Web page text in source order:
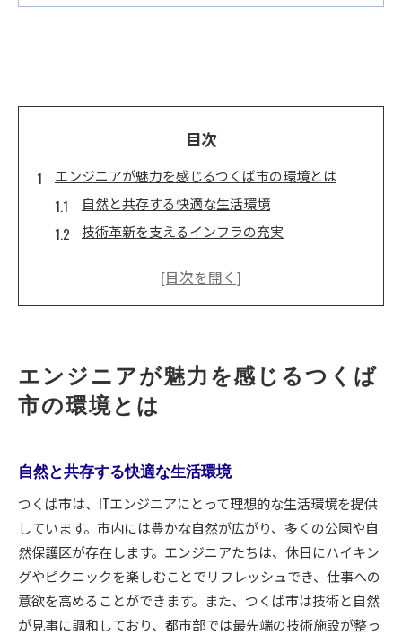
目次
エンジニアが魅力を感じるつくば市の環境とは
自然と共存する快適な生活環境
技術革新を支えるインフラの充実
リモートワークに最適なインターネット環境
つくば市がITエンジニアの集まる街になった背景
地域産業と大学の連携の歴史
IT企業誘致の成功事例
地域社会が育むオープンイノベーション文化
未来を見据えた人材育成の取り組み
地域と大学が連携するつくば市の研修プログラム
実践的なカリキュラムの設計
産学連携によるプロジェクト学習
エンジニアが魅力を感じるつくば
市の環境とは
自然と共存する快適な生活環境
つくば市は、ITエンジニアにとって理想的な生活環境を提供
しています。市内には豊かな自然が広がり、多くの公園や自
然保護区が存在します。エンジニアたちは、休日にハイキン
グやピクニックを楽しむことでリフレッシュでき、仕事への
意欲を高めることができます。また、つくば市は技術と自然
が見事に調和しており、都市部では最先端の技術施設が整っ